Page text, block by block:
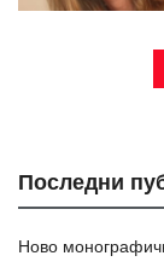
Последни
Ново